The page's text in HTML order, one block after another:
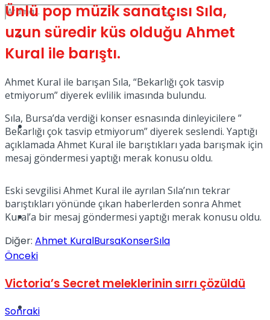
Sinema
Tatil
Spor
Podcast
No Result
View All Result
Ünlü pop müzik sanatçısı Sıla,
uzun süredir küs olduğu Ahmet
Kural ile barıştı.
Ahmet Kural ile barışan Sıla, “Bekarlığı çok tasvip
etmiyorum” diyerek evlilik imasında bulundu.
Sıla, Bursa’da verdiği konser esnasında dinleyicilere ”
Bekarlığı çok tasvip etmiyorum” diyerek seslendi. Yaptığı
açıklamada Ahmet Kural ile barıştıkları yada barışmak için
mesaj göndermesi yaptığı merak konusu oldu.
Eski sevgilisi Ahmet Kural ile ayrılan Sıla’nın tekrar
barıştıkları yönünde çıkan haberlerden sonra Ahmet
Kural’a bir mesaj göndermesi yaptığı merak konusu oldu.
Diğer: Ahmet KuralBursaKonserSıla
Önceki
Victoria’s Secret meleklerinin sırrı çözüldü
Sonraki